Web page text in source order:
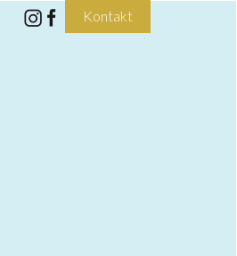
Kontakt